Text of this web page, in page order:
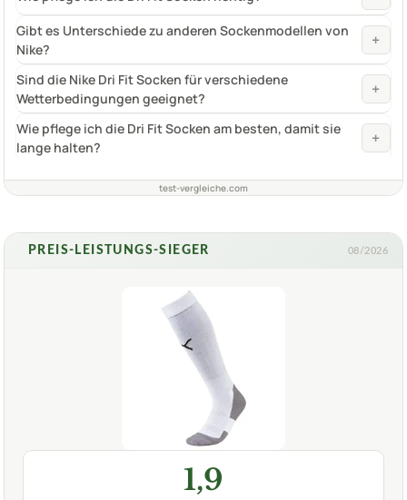
Gibt es Unterschiede zu anderen Sockenmodellen von
Nike?
+
Sind die Nike Dri Fit Socken für verschiedene
Wetterbedingungen geeignet?
+
Wie pflege ich die Dri Fit Socken am besten, damit sie
lange halten?
+
test-vergleiche.com
PREIS-LEISTUNGS-SIEGER 08/2026
1,9